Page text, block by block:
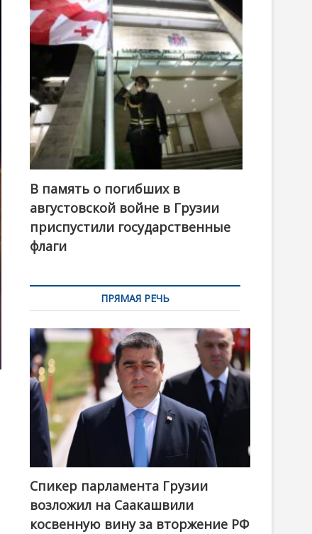
o
n
В память о погибших в
августовской войне в Грузии
приспустили государственные
флаги
ПРЯМАЯ РЕЧЬ
Спикер парламента Грузии
возложил на Саакашвили
косвенную вину за вторжение РФ